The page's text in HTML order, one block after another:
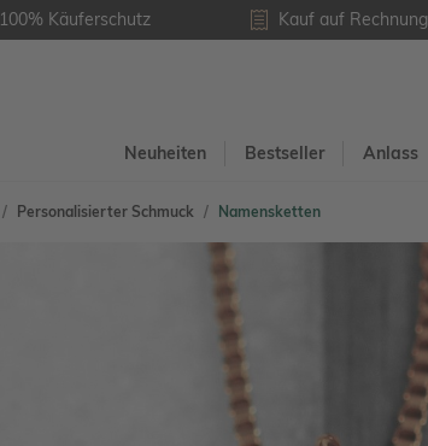
100% Käuferschutz Kauf auf Rechnung
Neuheiten Bestseller Anlass
Personalisierter Schmuck Namensketten